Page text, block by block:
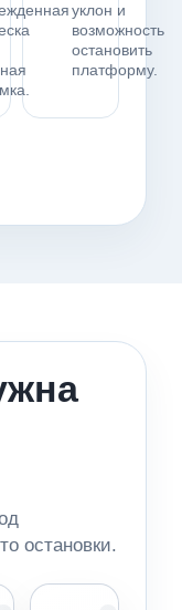
уклон и
возможность
остановить
платформу.
остановки.